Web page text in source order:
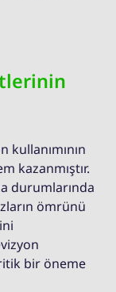
kazanmıştır.
durumlarında
ömrünü
bir öneme